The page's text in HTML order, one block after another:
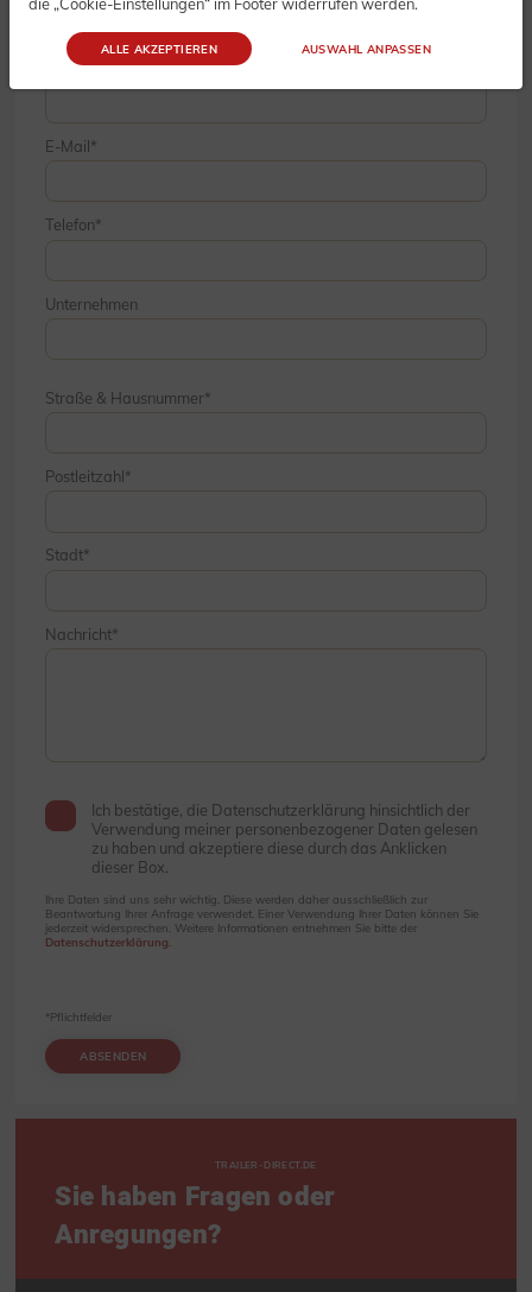
Nachname
E-Mail
Telefon
Unternehmen
Straße & Hausnummer
Postleitzahl
Stadt
Nachricht
Ich bestätige, die Datenschutzerklärung hinsichtlich der
Verwendung meiner personenbezogener Daten gelesen
zu haben und akzeptiere diese durch das Anklicken
dieser Box.
Ihre Daten sind uns sehr wichtig. Diese werden daher ausschließlich zur
Beantwortung Ihrer Anfrage verwendet. Einer Verwendung Ihrer Daten können Sie
jederzeit widersprechen. Weitere Informationen entnehmen Sie bitte der
Datenschutzerklärung
ABSENDEN
*Pflichtfelder
TRAILER-DIRECT.DE
Sie haben Fragen oder
Anregungen?
ALLE AKZEPTIEREN AUSWAHL ANPASSEN